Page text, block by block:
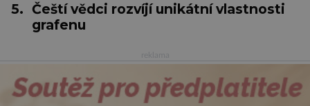
5. Čeští vědci rozvíjí unikátní vlastnosti
grafenu